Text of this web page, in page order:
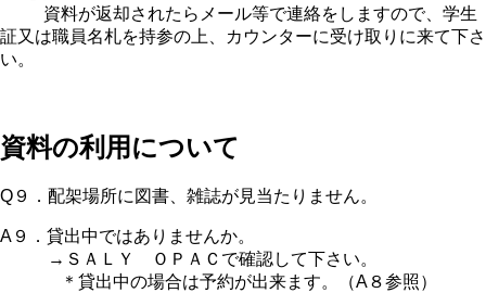
資料が返却されたらメール等で連絡をしますので、学生
証又は職員名札を持参の上、カウンターに受け取りに来て下さ
い。
資料の利用について
Q９．配架場所に図書、雑誌が見当たりません。
A９．貸出中ではありませんか。
→ＳＡＬＹ ＯＰＡＣで確認して下さい。
＊貸出中の場合は予約が出来ます。（A８参照）